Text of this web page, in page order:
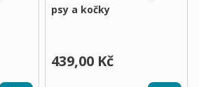
psy a kočky
439,00 Kč